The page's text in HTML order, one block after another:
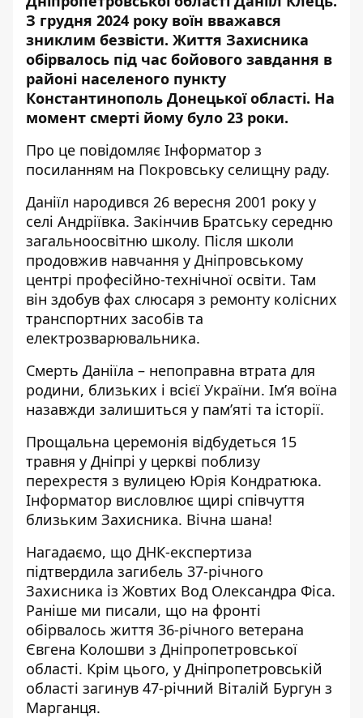
З грудня 2024 року воїн вважався
зниклим безвісти. Життя Захисника
обірвалось під час бойового завдання в
районі населеного пункту
Константинополь Донецької області. На
момент смерті йому було 23 роки.
Про це повідомляє Інформатор з
посиланням на Покровську селищну раду.
Даніїл народився 26 вересня 2001 року у
селі Андріївка. Закінчив Братську середню
загальноосвітню школу. Після школи
продовжив навчання у Дніпровському
центрі професійно-технічної освіти. Там
він здобув фах слюсаря з ремонту колісних
транспортних засобів та
електрозварювальника.
Смерть Даніїла – непоправна втрата для
родини, близьких і всієї України. Ім’я воїна
назавжди залишиться у пам’яті та історії.
Прощальна церемонія відбудеться 15
травня у Дніпрі у церкві поблизу
перехрестя з вулицею Юрія Кондратюка.
Інформатор висловлює щирі співчуття
близьким Захисника. Вічна шана!
Нагадаємо, що ДНК-експертиза
підтвердила загибель 37-річного
Захисника із Жовтих Вод Олександра Фіса.
Раніше ми писали, що на фронті
обірвалось життя 36-річного ветерана
Євгена Колошви з Дніпропетровської
області. Крім цього, у Дніпропетровській
області загинув 47-річний Віталій Бургун з
Марганця.